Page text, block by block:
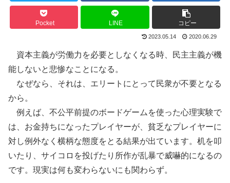
Pocket LINE コピー
2023.05.14 2020.06.29
資本主義が労働力を必要としなくなる時、民主主義が機
能しないと悲惨なことになる。
なぜなら、それは、エリートにとって民衆が不要となる
から。
例えば、不公平前提のボードゲームを使った心理実験で
は、お金持ちになったプレイヤーが、貧乏なプレイヤーに
対し例外なく横柄な態度をとる結果が出ています。机を叩
いたり、サイコロを投げたり所作が乱暴で威嚇的になるの
です。現実は何も変わらないにも関わらず。